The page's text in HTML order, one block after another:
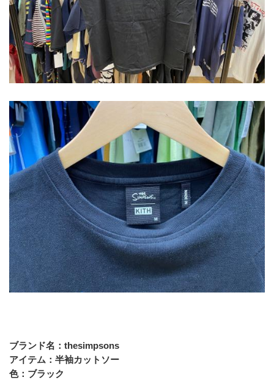
ブランド名：thesimpsons
アイテム：半袖カットソー
色：ブラック